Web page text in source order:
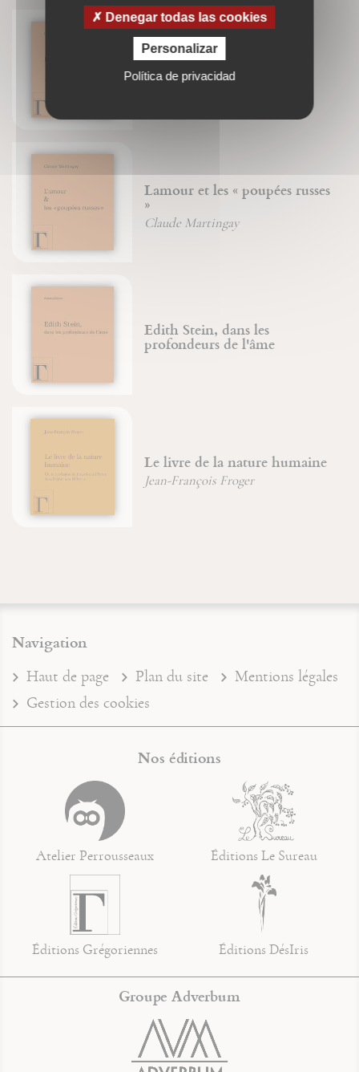
Pétrir la pierre
David-Maria Turoldo
Lamour et les « poupées russes
»
Claude Martingay
Edith Stein, dans les
profondeurs de l'âme
Le livre de la nature humaine
Jean-François Froger
Navigation
Haut de page Plan du site
Mentions légales
Gestion des cookies
Nos éditions
Atelier Perrousseaux Éditions Le Sureau
Éditions Grégoriennes Éditions DésIris
Groupe Adverbum
Denegar todas las cookies
Personalizar
Política de privacidad